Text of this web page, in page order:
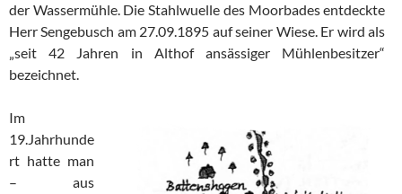
der Wassermühle. Die Stahlwuelle des Moorbades entdeckte
Herr Sengebusch am 27.09.1895 auf seiner Wiese. Er wird als
„seit 42 Jahren in Althof ansässiger Mühlenbesitzer“
bezeichnet.
Im
19.Jahrhunde
rt hatte man
– aus